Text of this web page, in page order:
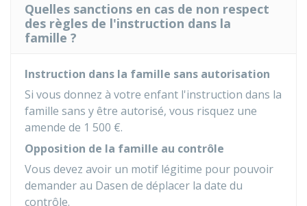
Quelles sanctions en cas de non respect
des règles de l'instruction dans la
famille ?
Instruction dans la famille sans autorisation
Si vous donnez à votre enfant l'instruction dans la
famille sans y être autorisé, vous risquez une
amende de 1 500 €.
Opposition de la famille au contrôle
Vous devez avoir un motif légitime pour pouvoir
demander au Dasen de déplacer la date du
contrôle.